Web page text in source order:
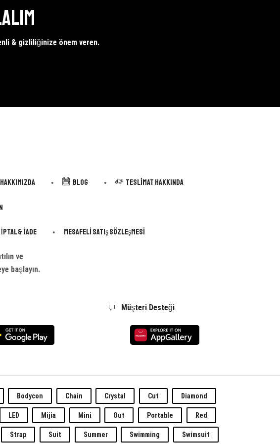
& gizliliğinize önem veren.
Hakkımızda Blog Teslimat Hakkında
İptal & İade Mesafeli Satış Sözleşmesi
ve
başlayın.
Müşteri Desteği
Bodycon Chain Crystal Cut Diamond
LED Mijia Mini Out Portable Red
Strap Suit Summer Swimming Swimsuit